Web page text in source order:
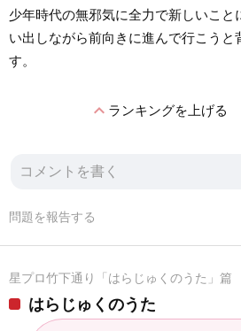
少年時代の無邪気に全力で新しいこと
い出しながら前向きに進んで行こうと
す。
expand_lessランキングを上げる
問題を報告する
星プロ竹下通り「はらじゅくのうた」篇
はらじゅくのうた